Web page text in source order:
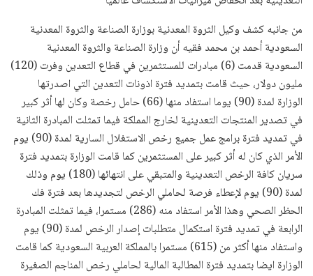
من جانبه كشف وكيل الثروة المعدنية بوزارة الصناعة والثروة المعدنية
السعودية أحمد بن محمد فقيه أن وزارة الصناعة والثروة المعدنية
السعودية قدمت (6) مبادرات للمستثمرين في قطاع التعدين وفرت (120)
مليون دولار، حيث قامت بتمديد فترة اذونات التعدين التي اصدرتها
الوزارة لمدة (90) يوما استفاد منها (66) حامل رخصة وكان لها أثر كبير
في تصدير المنتجات التعدينية لخارج المملكة فيما تمثلت المبادرة الثانية
في تمديد فترة برامج عمل جميع رخص الاستغلال السارية لمدة (90) يوم
الأمر الذي كان له أثر كبير على المستثمرين كما قامت الوزارة بتمديد فترة
سريان كافة الرخص التعدينية والمتبقي على انتهائها (180) يوم وذلك
لمدة (90) يوم لإعطاء فرصة لحاملي الرخص لتجديدها بعد فترة فك
الحظر الصحي وهذا الأمر استفاد منه (286) مستمرا، فيما تمثلت المبادرة
الرابعة في تمديد فترة استكمال متطلبات إصدار الرخص لمدة (90) يوم
واستفاد منها أكثر من (615) مستمرا بالمملكة العربية السعودية كما قامت
الوزارة ايضا بتمديد فترة المطالبة المالية لحاملي رخص المناجم الصغيرة